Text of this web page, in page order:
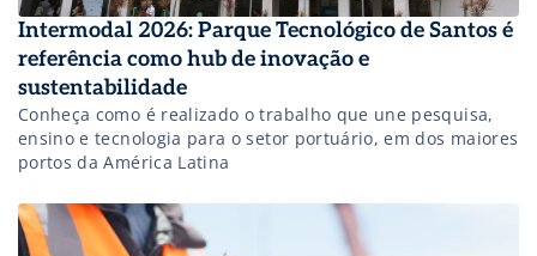
Intermodal 2026: Parque Tecnológico de Santos é
referência como hub de inovação e
sustentabilidade
Conheça como é realizado o trabalho que une pesquisa,
ensino e tecnologia para o setor portuário, em dos maiores
portos da América Latina